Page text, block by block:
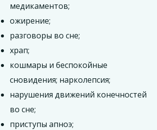
медикаментов;
ожирение;
разговоры во сне;
храп;
кошмары и беспокойные
сновидения; нарколепсия;
нарушения движений конечностей
во сне;
приступы апноэ;